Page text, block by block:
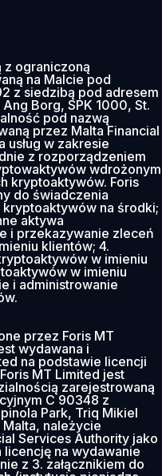
z ograniczoną
na Malcie pod
z siedzibą pod adresem
Borg, SPK 1000, St.
pod nazwą
przez Malta Financial
w zakresie
z rozporządzeniem
wdrożonym
kryptoaktywów. Foris
do świadczenia
kryptoaktywów na środki;
aktywa
i przekazywanie zleceń
klientów; 4.
w imieniu
w imieniu
i administrowanie
przez Foris MT
wydawana i
na podstawie licencji
MT Limited jest
zarejestrowaną
C 90348 z
Park, Triq Mikiel
Malta, należycie
Services Authority jako
na wydawanie
z 3. załącznikiem do